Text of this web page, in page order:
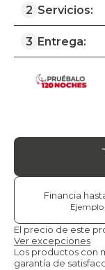
2 Servicios:
3 Entrega:
Financia
Ejemplo
El precio de este
Ver excepciones
Los productos con
garantía de